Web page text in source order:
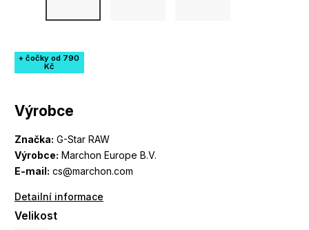
Výrobce
Značka: G-Star RAW
Výrobce: Marchon Europe B.V.
E-mail: cs@marchon.com
Detailní informace
+ čočky od 790
Kč
Velikost